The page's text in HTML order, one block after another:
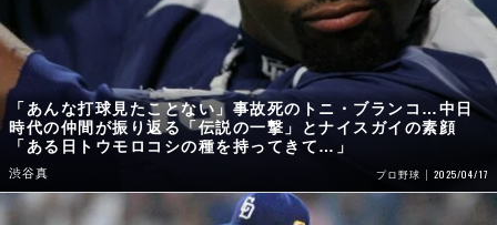
「あんな打球見たことない」事故死のトニ・ブランコ…中日
時代の仲間が振り返る「伝説の一撃」とナイスガイの素顔
「ある日トウモロコシの種を持ってきて…」
渋谷真 プロ野球 2025/04/17